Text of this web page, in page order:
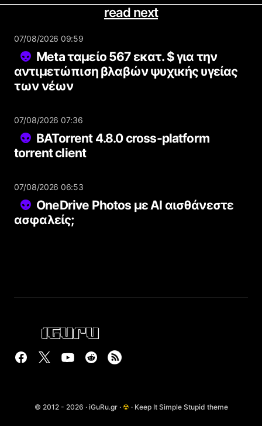
read next
07/08/2026 09:59
Meta ταμείο 567 εκατ. $ για την
αντιμετώπιση βλαβών ψυχικής υγείας
των νέων
07/08/2026 07:36
BATorrent 4.8.0 cross-platform
torrent client
07/08/2026 06:53
OneDrive Photos με AI αισθάνεστε
ασφαλείς;
© 2012 - 2026 · iGuRu.gr · ☢ · Keep It Simple Stupid theme